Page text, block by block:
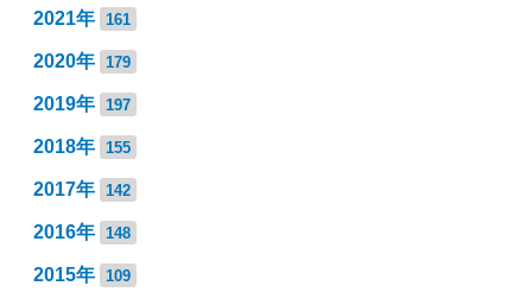
2021年 161
2020年 179
2019年 197
2018年 155
2017年 142
2016年 148
2015年 109